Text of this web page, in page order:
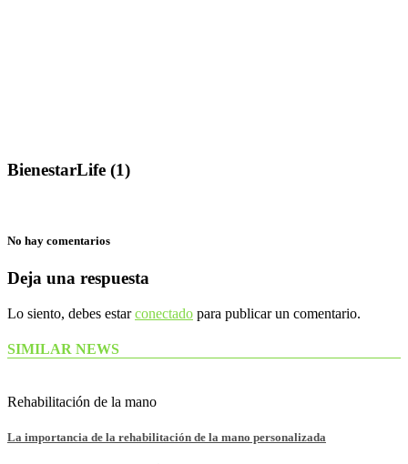
BienestarLife (1)
No hay comentarios
Deja una respuesta
Lo siento, debes estarconectado para publicar un comentario.
SIMILAR NEWS
Rehabilitación de la mano
La importancia de la rehabilitación de la mano personalizada